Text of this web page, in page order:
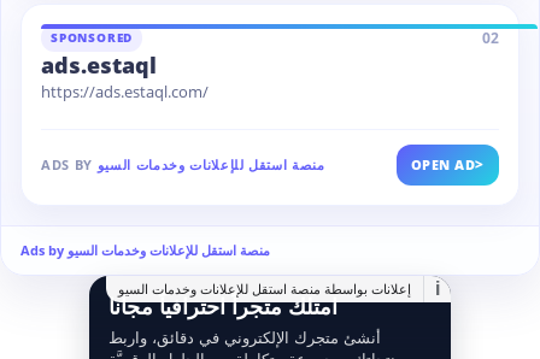
SPONSORED 02
ads.estaql
https://ads.estaql.com/
ADS BY منصة استقل للإعلانات وخدمات السيو OPEN AD>
Ads by منصة استقل للإعلانات وخدمات السيو
إعلانات بواسطة منصة استقل للإعلانات وخدمات السيو i
امتلك متجراً احترافياً مجانا
أنشئ متجرك الإلكتروني في دقائق، واربط